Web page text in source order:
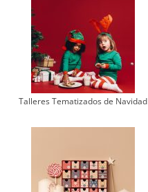
Talleres Tematizados de Navidad